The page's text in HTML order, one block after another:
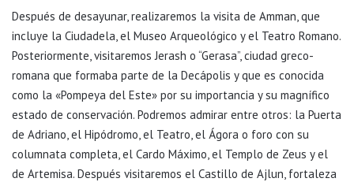
Después de desayunar, realizaremos la visita de Amman, que
incluye la Ciudadela, el Museo Arqueológico y el Teatro Romano.
Posteriormente, visitaremos Jerash o “Gerasa”, ciudad greco-
romana que formaba parte de la Decápolis y que es conocida
como la «Pompeya del Este» por su importancia y su magnífico
estado de conservación. Podremos admirar entre otros: la Puerta
de Adriano, el Hipódromo, el Teatro, el Ágora o foro con su
columnata completa, el Cardo Máximo, el Templo de Zeus y el
de Artemisa. Después visitaremos el Castillo de Ajlun, fortaleza